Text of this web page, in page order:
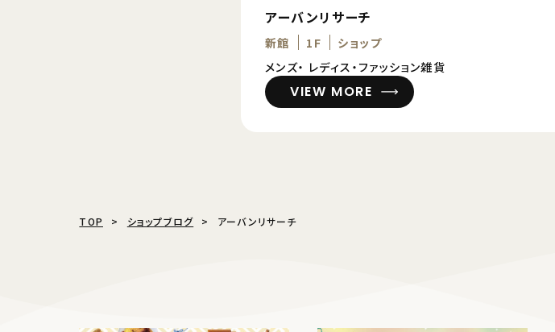
アーバンリサーチ
新館 1F
ショップ
メンズ・ レディス・ファッション雑貨
VIEW MORE
TOP ショップブログ アーバンリサーチ